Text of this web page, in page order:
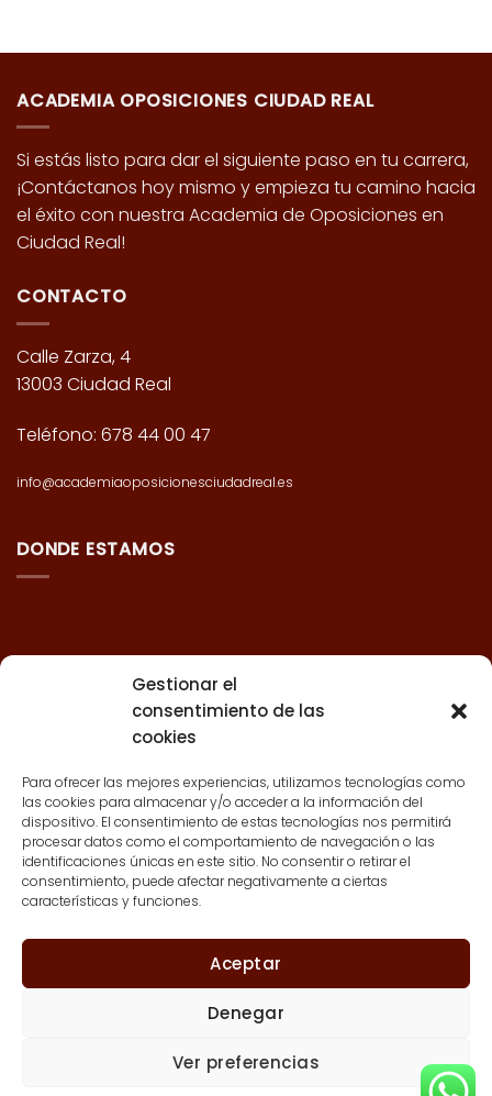
Gestionar el
consentimiento de las
cookies
Para ofrecer las mejores experiencias, utilizamos tecnologías como
las cookies para almacenar y/o acceder a la información del
dispositivo. El consentimiento de estas tecnologías nos permitirá
procesar datos como el comportamiento de navegación o las
identificaciones únicas en este sitio. No consentir o retirar el
consentimiento, puede afectar negativamente a ciertas
características y funciones.
Aceptar
Denegar
Ver preferencias
ACADEMIA OPOSICIONES CIUDAD REAL
Si estás listo para dar el siguiente paso en tu carrera,
¡Contáctanos hoy mismo y empieza tu camino hacia
el éxito con nuestra Academia de Oposiciones en
Ciudad Real!
CONTACTO
Calle Zarza, 4
13003 Ciudad Real
Teléfono: 678 44 00 47
info@academiaoposicionesciudadreal.es
DONDE ESTAMOS
SERVICIOS
Academia de Oposiciones en Ciudad Real
Preparadores de Oposiciones en Ciudad Real
Preparadores de oposiciones para profesores de
física y química
Academia Oposiciones Ciudad Real
Cookies-